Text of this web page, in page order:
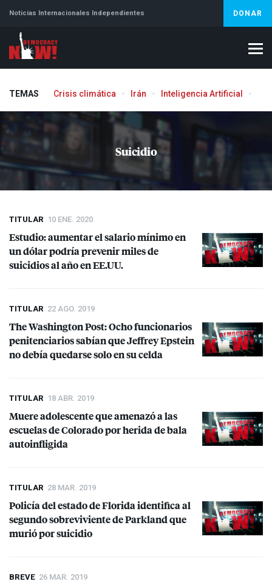
Noticias Internacionales Independientes DONAR
TEMAS Crisis climática Irán Inteligencia Artificial
Suicidio
TITULAR 10 ENE. 2020
Estudio: aumentar el salario mínimo en
un dólar podría prevenir miles de
suicidios al año en EE.UU.
TITULAR 22 AGO. 2019
The Washington Post: Ocho funcionarios
penitenciarios sabían que Jeffrey Epstein
no debía quedarse solo en su celda
TITULAR 18 ABR. 2019
Muere adolescente que amenazó a las
escuelas de Colorado por herida de bala
autoinfligida
TITULAR 28 MAR. 2019
Policía del estado de Florida identifica al
segundo sobreviviente de Parkland que
murió por suicidio
BREVE 26 MAR. 2019